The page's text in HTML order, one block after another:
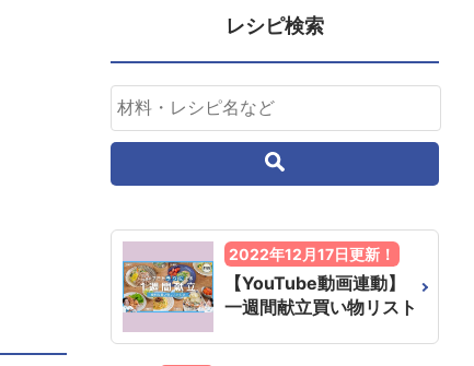
レシピ検索
2022年12月17日更新！
【YouTube動画連動】
一週間献立買い物リスト